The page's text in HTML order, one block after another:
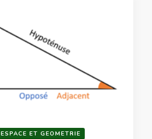
ESPACE ET GEOMETRIE